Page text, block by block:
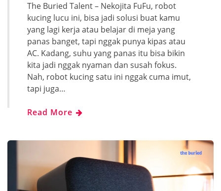
The Buried Talent – Nekojita FuFu, robot
kucing lucu ini, bisa jadi solusi buat kamu
yang lagi kerja atau belajar di meja yang
panas banget, tapi nggak punya kipas atau
AC. Kadang, suhu yang panas itu bisa bikin
kita jadi nggak nyaman dan susah fokus.
Nah, robot kucing satu ini nggak cuma imut,
tapi juga…
Read More